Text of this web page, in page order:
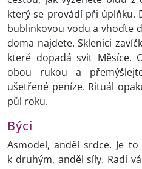
který se provádí při úplňku.
bublinkovou vodu a vhoďte
doma najdete. Sklenici
které dopadá svit Měsíce.
obou rukou a
ušetřené peníze. Rituál
půl roku.
Býci
Asmodel, anděl srdce. Je
k druhým, anděl síly. Radí